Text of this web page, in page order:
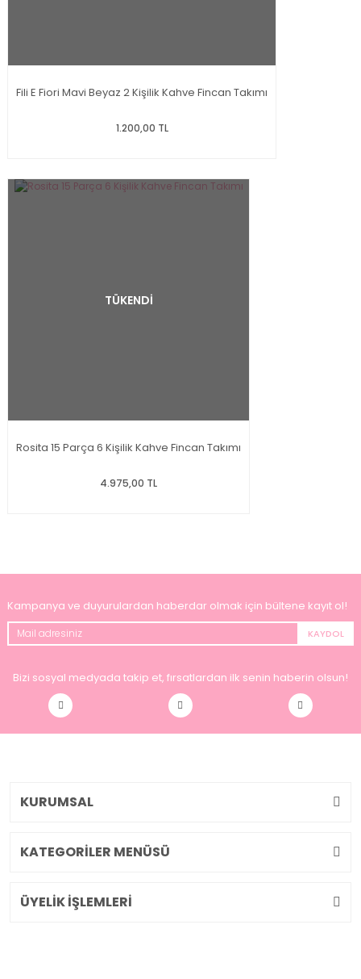
Fili E Fiori Mavi Beyaz 2 Kişilik Kahve Fincan Takımı
1.200,00 TL
TÜKENDİ
Rosita 15 Parça 6 Kişilik Kahve Fincan Takımı
4.975,00 TL
Kampanya ve duyurulardan haberdar olmak için bültene kayıt ol!
KAYDOL
Bizi sosyal medyada takip et, fırsatlardan ilk senin haberin olsun!
KURUMSAL
KATEGORİLER MENÜSÜ
ÜYELİK İŞLEMLERİ